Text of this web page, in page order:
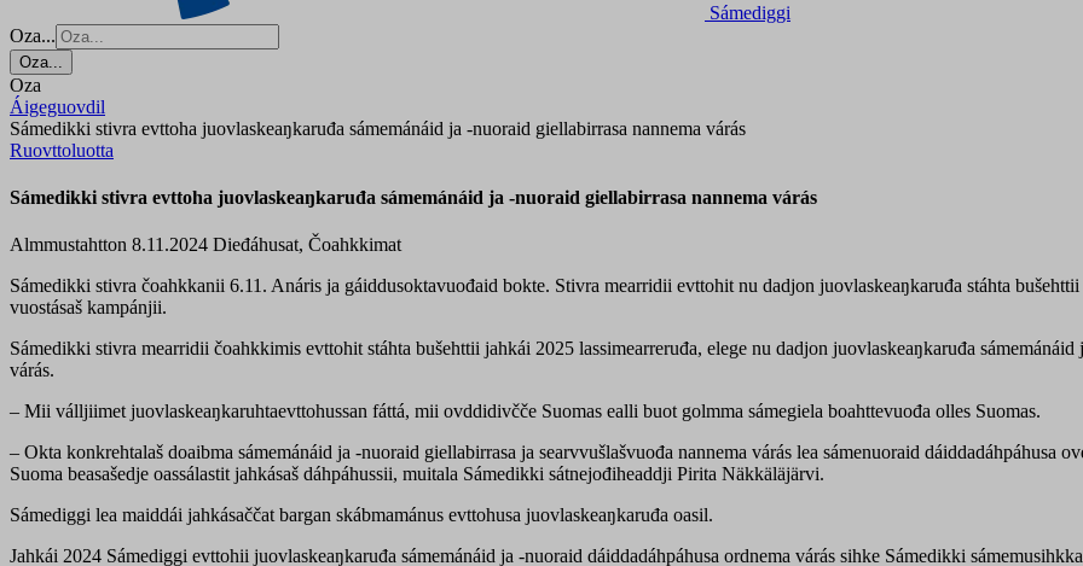
Sámediggi
Oza...
Oza...
Oza
Áigeguovdil
Sámedikki stivra evttoha juovlaskeaŋkaruđa sámemánáid ja -nuoraid giellabirrasa nannema várás
Ruovttoluotta
Sámedikki stivra evttoha juovlaskeaŋkaruđa sámemánáid ja -nuoraid giellabirrasa nannema várás
Almmustahtton 8.11.2024 Dieđáhusat, Čoahkkimat
Sámedikki stivra čoahkkanii 6.11. Anáris ja gáiddusoktavuođaid bokte. Stivra mearridii evttohit nu dadjon juovlaskeaŋkaruđa stáhta
vuostásaš kampánjii.
Sámedikki stivra mearridii čoahkkimis evttohit stáhta bušehttii jahkái 2025 lassimearreruđa, elege nu dadjon juovlaskeaŋkaruđa
várás.
– Mii válljiimet juovlaskeaŋkaruhtaevttohussan fáttá, mii ovddidivčče Suomas ealli buot golmma sámegiela boahttevuođa olles Suomas.
– Okta konkrehtalaš doaibma sámemánáid ja -nuoraid giellabirrasa ja searvvušlašvuođa nannema várás lea sámenuoraid dáiddadáhpáhusa
Suoma beasašedje oassálastit jahkásaš dáhpáhussii, muitala Sámedikki sátnejođiheaddji Pirita Näkkäläjärvi.
Sámediggi lea maiddái jahkásaččat bargan skábmamánus evttohusa juovlaskeaŋkaruđa oasil.
Jahkái 2024 Sámediggi evttohii juovlaskeaŋkaruđa sámemánáid ja -nuoraid dáiddadáhpáhusa ordnema várás sihke Sámedikki